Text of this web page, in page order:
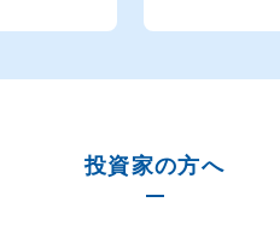
投資家の方へ